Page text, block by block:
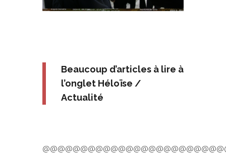
Beaucoup d’articles à lire à
l’onglet Héloïse /
Actualité